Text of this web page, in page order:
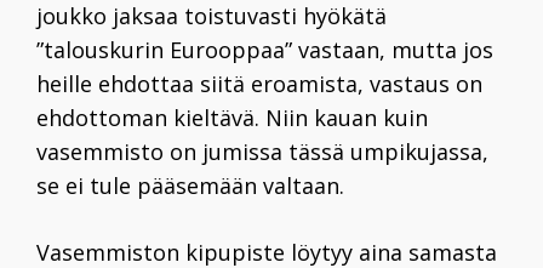
joukko jaksaa toistuvasti hyökätä
”talouskurin Eurooppaa” vastaan, mutta jos
heille ehdottaa siitä eroamista, vastaus on
ehdottoman kieltävä. Niin kauan kuin
vasemmisto on jumissa tässä umpikujassa,
se ei tule pääsemään valtaan.
Vasemmiston kipupiste löytyy aina samasta